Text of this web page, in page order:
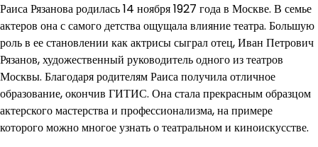
Раиса Рязанова родилась 14 ноября 1927 года в Москве. В семье
актеров она с самого детства ощущала влияние театра. Большую
роль в ее становлении как актрисы сыграл отец, Иван Петрович
Рязанов, художественный руководитель одного из театров
Москвы. Благодаря родителям Раиса получила отличное
образование, окончив ГИТИС. Она стала прекрасным образцом
актерского мастерства и профессионализма, на примере
которого можно многое узнать о театральном и киноискусстве.